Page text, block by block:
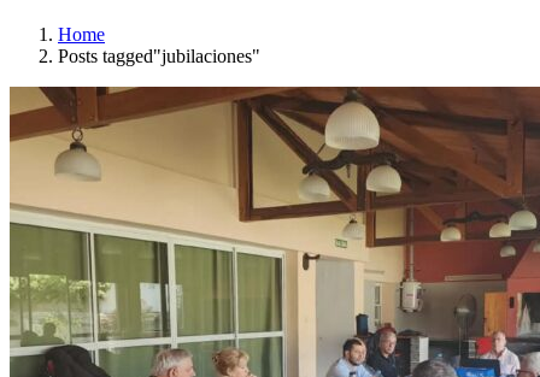
Home
Posts tagged"jubilaciones"